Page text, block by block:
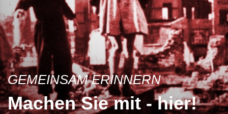
GEMEINSAM ERINNERN
Machen Sie mit - hier!